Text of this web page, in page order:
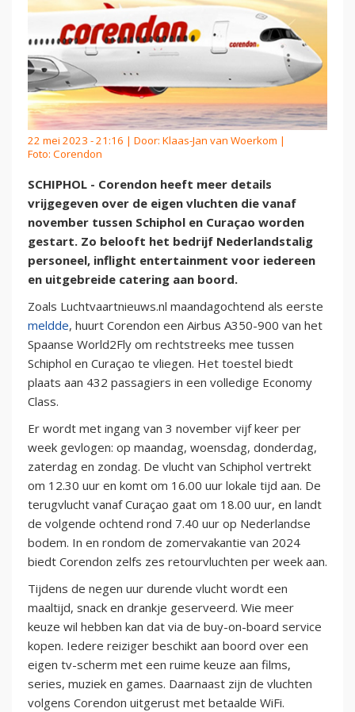
22 mei 2023 - 21:16 | Door: Klaas-Jan van Woerkom |
Foto: Corendon
SCHIPHOL - Corendon heeft meer details
vrijgegeven over de eigen vluchten die vanaf
november tussen Schiphol en Curaçao worden
gestart. Zo belooft het bedrijf Nederlandstalig
personeel, inflight entertainment voor iedereen
en uitgebreide catering aan boord.
Zoals Luchtvaartnieuws.nl maandagochtend als eerste
meldde, huurt Corendon een Airbus A350-900 van het
Spaanse World2Fly om rechtstreeks mee tussen
Schiphol en Curaçao te vliegen. Het toestel biedt
plaats aan 432 passagiers in een volledige Economy
Class.
Er wordt met ingang van 3 november vijf keer per
week gevlogen: op maandag, woensdag, donderdag,
zaterdag en zondag. De vlucht van Schiphol vertrekt
om 12.30 uur en komt om 16.00 uur lokale tijd aan. De
terugvlucht vanaf Curaçao gaat om 18.00 uur, en landt
de volgende ochtend rond 7.40 uur op Nederlandse
bodem. In en rondom de zomervakantie van 2024
biedt Corendon zelfs zes retourvluchten per week aan.
Tijdens de negen uur durende vlucht wordt een
maaltijd, snack en drankje geserveerd. Wie meer
keuze wil hebben kan dat via de buy-on-board service
kopen. Iedere reiziger beschikt aan boord over een
eigen tv-scherm met een ruime keuze aan films,
series, muziek en games. Daarnaast zijn de vluchten
volgens Corendon uitgerust met betaalde WiFi.